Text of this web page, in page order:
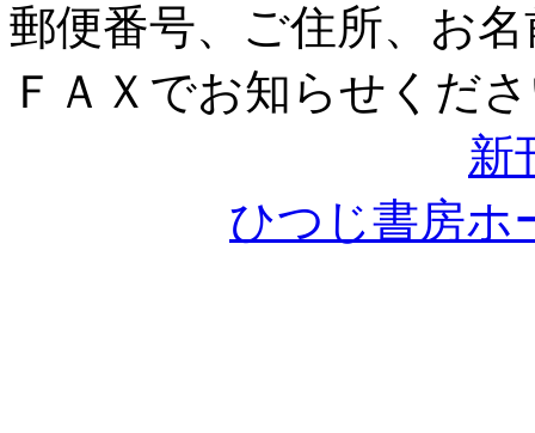
郵便番号、ご住所、お
ＦＡＸでお知らせくだ
新
ひつじ書房ホ